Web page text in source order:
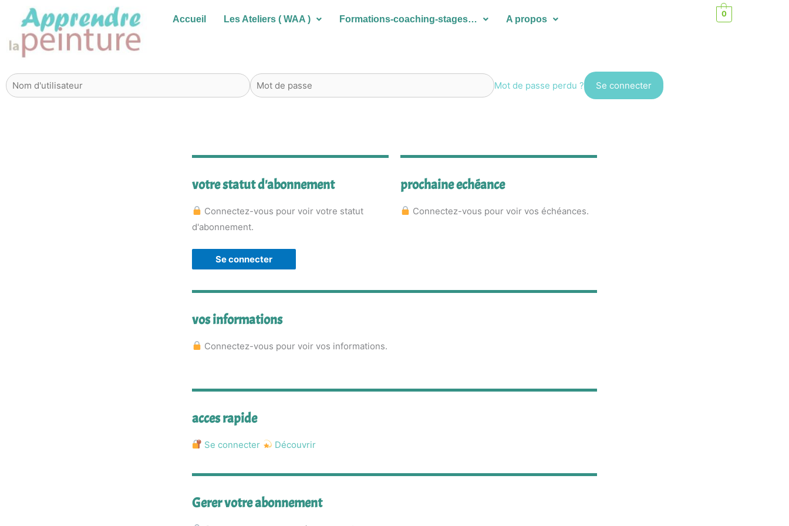
contenu
Accueil Les Ateliers ( WAA ) Formations-coaching-stages… A propos
0
Mot de passe perdu ?
votre statut d'abonnement
Connectez-vous pour voir votre statut
d'abonnement.
Se connecter
prochaine echéance
Connectez-vous pour voir vos échéances.
vos informations
Connectez-vous pour voir vos informations.
acces rapide
Se connecter Découvrir
Gerer votre abonnement